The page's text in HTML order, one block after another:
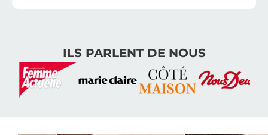
ILS PARLENT DE NOUS